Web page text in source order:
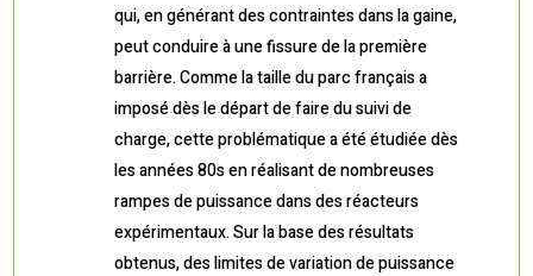
qui, en générant des contraintes dans la gaine,
peut conduire à une fissure de la première
barrière. Comme la taille du parc français a
imposé dès le départ de faire du suivi de
charge, cette problématique a été étudiée dès
les années 80s en réalisant de nombreuses
rampes de puissance dans des réacteurs
expérimentaux. Sur la base des résultats
obtenus, des limites de variation de puissance